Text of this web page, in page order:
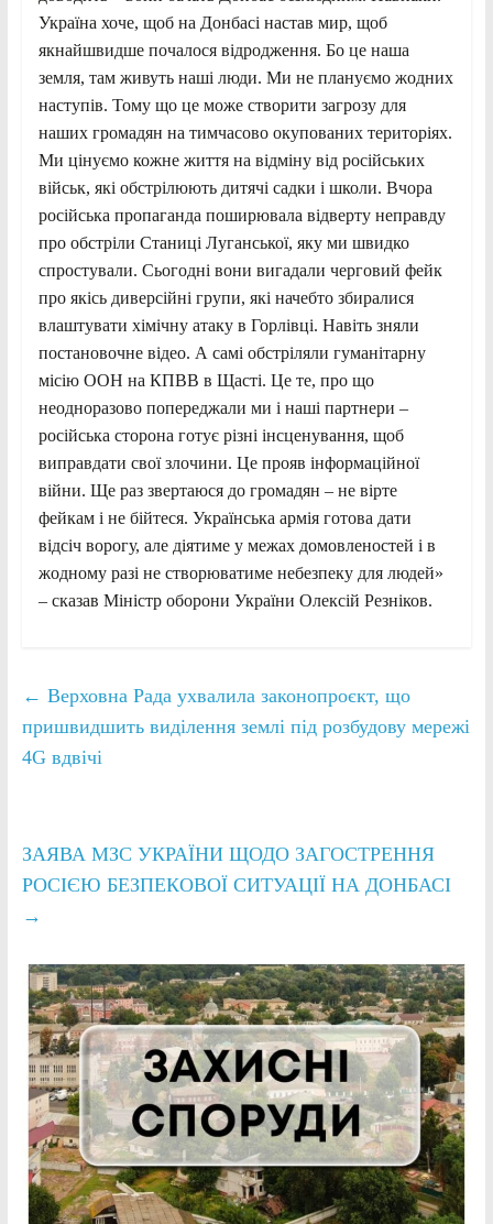
Україна хоче, щоб на Донбасі настав мир, щоб
якнайшвидше почалося відродження. Бо це наша
земля, там живуть наші люди. Ми не плануємо жодних
наступів. Тому що це може створити загрозу для
наших громадян на тимчасово окупованих територіях.
Ми цінуємо кожне життя на відміну від російських
військ, які обстрілюють дитячі садки і школи. Вчора
російська пропаганда поширювала відверту неправду
про обстріли Станиці Луганської, яку ми швидко
спростували. Сьогодні вони вигадали черговий фейк
про якісь диверсійні групи, які начебто збиралися
влаштувати хімічну атаку в Горлівці. Навіть зняли
постановочне відео. А самі обстріляли гуманітарну
місію ООН на КПВВ в Щасті. Це те, про що
неодноразово попереджали ми і наші партнери –
російська сторона готує різні інсценування, щоб
виправдати свої злочини. Це прояв інформаційної
війни. Ще раз звертаюся до громадян – не вірте
фейкам і не бійтеся. Українська армія готова дати
відсіч ворогу, але діятиме у межах домовленостей і в
жодному разі не створюватиме небезпеку для людей»
– сказав Міністр оборони України Олексій Резніков.
← Верховна Рада ухвалила законопроєкт, що
пришвидшить виділення землі під розбудову мережі
4G вдвічі
ЗАЯВА МЗС УКРАЇНИ ЩОДО ЗАГОСТРЕННЯ
РОСІЄЮ БЕЗПЕКОВОЇ СИТУАЦІЇ НА ДОНБАСІ
→